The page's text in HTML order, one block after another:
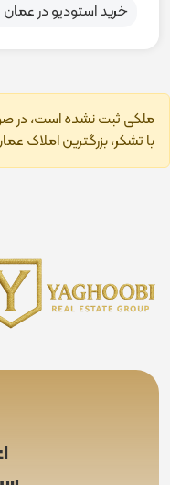
خرید استودیو در عمان
ملکی ثبت نشده است، در
با تشکر، بزرگترین املاک